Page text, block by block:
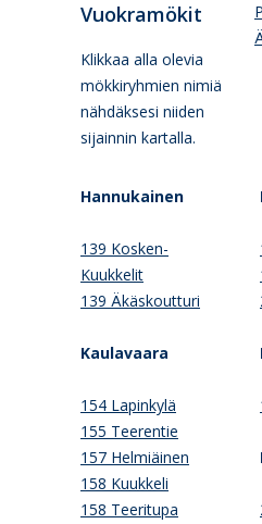
Vuokramökit
Klikkaa alla olevia
mökkiryhmien nimiä
nähdäksesi niiden
sijainnin kartalla.
Hannukainen
139 Kosken-
Kuukkelit
139 Äkäskoutturi
Kaulavaara
154 Lapinkylä
155 Teerentie
157 Helmiäinen
158 Kuukkeli
158 Teeritupa